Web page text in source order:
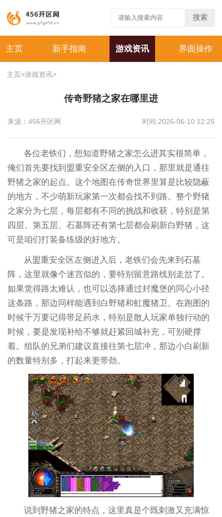
搜索
主页 新手指南 游戏资讯 界面操作
主页>游戏资讯>
传奇野猪之家在哪里进
来源：456开区网 时间:2026-06-10 12:25
各位老铁们，想知道野猪之家怎么进其实很简单，
俺们首先要找到盟重安全区左侧的入口，那里就是通往
野猪之家的起点。这个地图在传奇世界里算是比较隐蔽
的地方，不少萌新玩家第一次都会找不到路。整个野猪
之家分为七层，每层都有不同的挑战和收获，特别是第
四层、第五层、石墓阵还有第七层都会刷新白野猪，这
可是咱们打装备练级的好地方。
从盟重安全区左侧进入后，老铁们会先来到石墓
阵，这里就像个迷宫似的，要特别留意路线别走岔了。
如果觉得路太难认，也可以选择通过封魔堡的同心小径
这条路，那边同样能遇到白野猪和虹魔猪卫。在跑图的
时候千万要记得带足药水，特别是散人玩家单独行动的
时候，要是发现补给不够就赶紧回城补充，可别硬撑
着。组队的兄弟们建议直接往第七层冲，那边小白刷新
的数量特别多，打起来更带劲。
说到野猪之家的特点，这里真是个既刺激又充满惊